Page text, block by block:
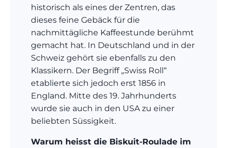
historisch als eines der Zentren, das
dieses feine Gebäck für die
nachmittägliche Kaffeestunde berühmt
gemacht hat. In Deutschland und in der
Schweiz gehört sie ebenfalls zu den
Klassikern. Der Begriff „Swiss Roll“
etablierte sich jedoch erst 1856 in
England. Mitte des 19. Jahrhunderts
wurde sie auch in den USA zu einer
beliebten Süssigkeit.
Warum heisst die Biskuit-Roulade im